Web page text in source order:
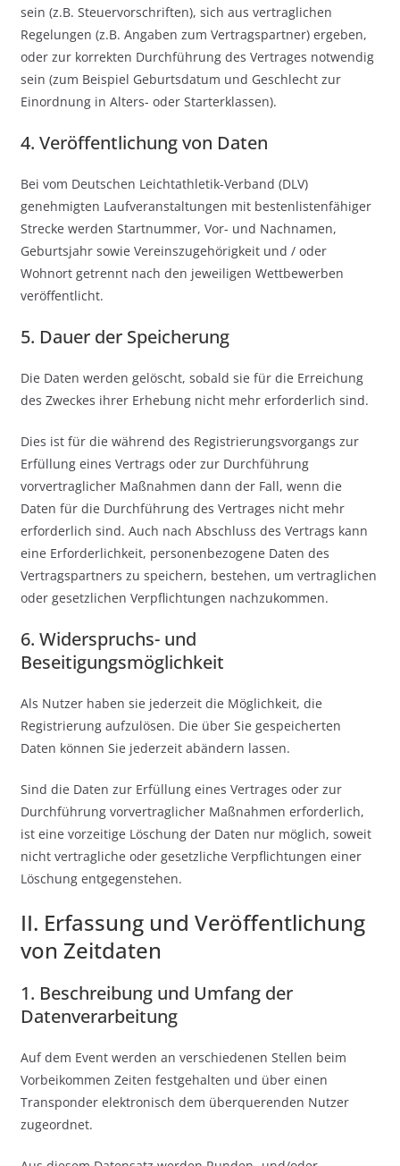
sein (z.B. Steuervorschriften), sich aus vertraglichen
Regelungen (z.B. Angaben zum Vertragspartner) ergeben,
oder zur korrekten Durchführung des Vertrages notwendig
sein (zum Beispiel Geburtsdatum und Geschlecht zur
Einordnung in Alters- oder Starterklassen).
4. Veröffentlichung von Daten
Bei vom Deutschen Leichtathletik-Verband (DLV)
genehmigten Laufveranstaltungen mit bestenlistenfähiger
Strecke werden Startnummer, Vor- und Nachnamen,
Geburtsjahr sowie Vereinszugehörigkeit und / oder
Wohnort getrennt nach den jeweiligen Wettbewerben
veröffentlicht.
5. Dauer der Speicherung
Die Daten werden gelöscht, sobald sie für die Erreichung
des Zweckes ihrer Erhebung nicht mehr erforderlich sind.
Dies ist für die während des Registrierungsvorgangs zur
Erfüllung eines Vertrags oder zur Durchführung
vorvertraglicher Maßnahmen dann der Fall, wenn die
Daten für die Durchführung des Vertrages nicht mehr
erforderlich sind. Auch nach Abschluss des Vertrags kann
eine Erforderlichkeit, personenbezogene Daten des
Vertragspartners zu speichern, bestehen, um vertraglichen
oder gesetzlichen Verpflichtungen nachzukommen.
6. Widerspruchs- und
Beseitigungsmöglichkeit
Als Nutzer haben sie jederzeit die Möglichkeit, die
Registrierung aufzulösen. Die über Sie gespeicherten
Daten können Sie jederzeit abändern lassen.
Sind die Daten zur Erfüllung eines Vertrages oder zur
Durchführung vorvertraglicher Maßnahmen erforderlich,
ist eine vorzeitige Löschung der Daten nur möglich, soweit
nicht vertragliche oder gesetzliche Verpflichtungen einer
Löschung entgegenstehen.
II. Erfassung und Veröffentlichung
von Zeitdaten
1. Beschreibung und Umfang der
Datenverarbeitung
Auf dem Event werden an verschiedenen Stellen beim
Vorbeikommen Zeiten festgehalten und über einen
Transponder elektronisch dem überquerenden Nutzer
zugeordnet.